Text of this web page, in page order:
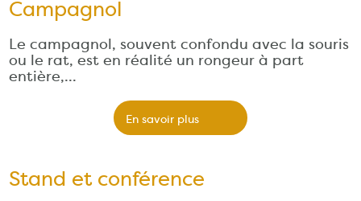
Campagnol
Le campagnol, souvent confondu avec la souris
ou le rat, est en réalité un rongeur à part
entière,…
En savoir plus
Stand et conférence